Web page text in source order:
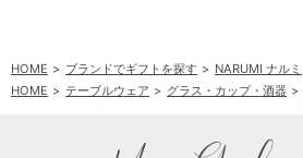
HOME ブランドでギフトを探す NARUMI ナルミ
HOME
テーブルウェア グラス・カップ・酒器